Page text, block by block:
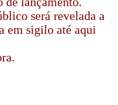
será revelada a
em sigilo até aqui